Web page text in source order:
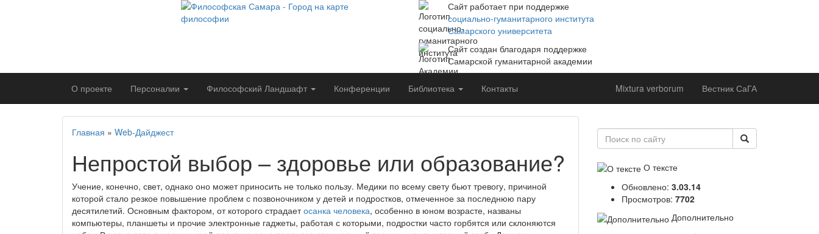
Сайт работает при поддержке
социально-гуманитарного института
Самарского университета
Сайт создан благодаря поддержке
Самарской гуманитарной академии
О проекте Персоналии Философский Ландшафт Конференции Библиотека Контакты Mixtura verborum Вестник СаГА
Главная » Web-Дайджест
Непростой выбор – здоровье или образование?
Учение, конечно, свет, однако оно может приносить не только пользу. Медики по всему свету бьют тревогу, причиной
которой стало резкое повышение проблем с позвоночником у детей и подростков, отмеченное за последнюю пару
десятилетий. Основным фактором, от которого страдаетосанка человека, особенно в юном возрасте, названы
компьютеры, планшеты и прочие электронные гаджеты, работая с которыми, подростки часто горбятся или склоняются
О тексте
Обновлено: 3.03.14
Просмотров: 7702
Дополнительно